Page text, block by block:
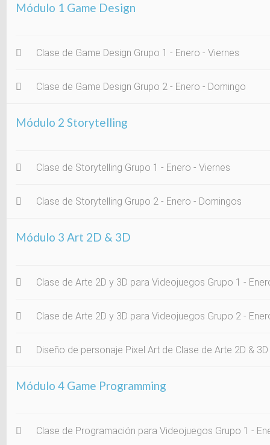
Módulo 1 Game Design
Clase de Game Design Grupo 1 - Enero - Viernes
Clase de Game Design Grupo 2 - Enero - Domingo
Módulo 2 Storytelling
Clase de Storytelling Grupo 1 - Enero - Viernes
Clase de Storytelling Grupo 2 - Enero - Domingos
Módulo 3 Art 2D & 3D
Clase de Arte 2D y 3D para Videojuegos Grupo 1 -
Clase de Arte 2D y 3D para Videojuegos Grupo 2 -
Diseño de personaje Pixel Art de Clase de Arte 2D &
Módulo 4 Game Programming
Clase de Programación para Videojuegos Grupo 1 -